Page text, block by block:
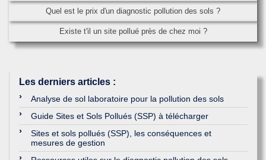
Quel est le prix d'un diagnostic pollution des sols ?
Existe t'il un site pollué près de chez moi ?
Les derniers articles :
Analyse de sol laboratoire pour la pollution des sols
Guide Sites et Sols Pollués (SSP) à télécharger
Sites et sols pollués (SSP), les conséquences et
mesures de gestion